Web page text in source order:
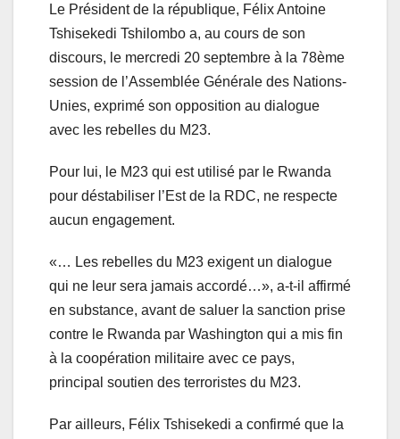
Le Président de la république, Félix Antoine
Tshisekedi Tshilombo a, au cours de son
discours, le mercredi 20 septembre à la 78ème
session de l’Assemblée Générale des Nations-
Unies, exprimé son opposition au dialogue
avec les rebelles du M23.
Pour lui, le M23 qui est utilisé par le Rwanda
pour déstabiliser l’Est de la RDC, ne respecte
aucun engagement.
«… Les rebelles du M23 exigent un dialogue
qui ne leur sera jamais accordé…», a-t-il affirmé
en substance, avant de saluer la sanction prise
contre le Rwanda par Washington qui a mis fin
à la coopération militaire avec ce pays,
principal soutien des terroristes du M23.
Par ailleurs, Félix Tshisekedi a confirmé que la